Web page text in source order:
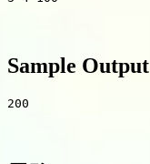
Sample Output